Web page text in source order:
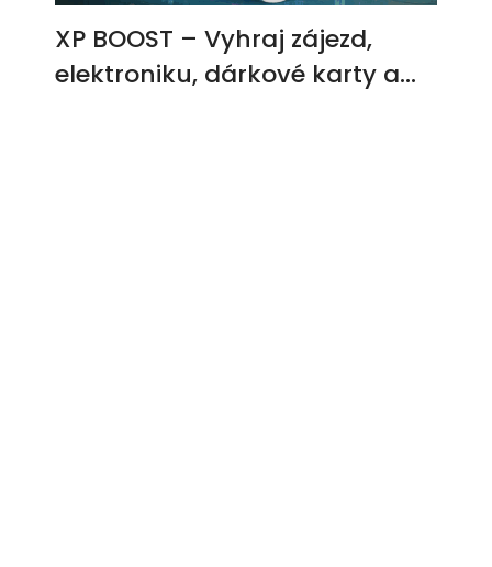
XP BOOST – Vyhraj zájezd,
elektroniku, dárkové karty a